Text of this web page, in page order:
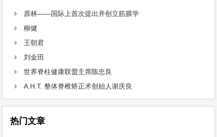
 原林——国际上首次提出并创立筋膜学
 柳健
 王朝君
 刘金田
 世界脊柱健康联盟主席陈忠良
 A.H.T. 整体脊椎矫正术创始人谢庆良
热门文章